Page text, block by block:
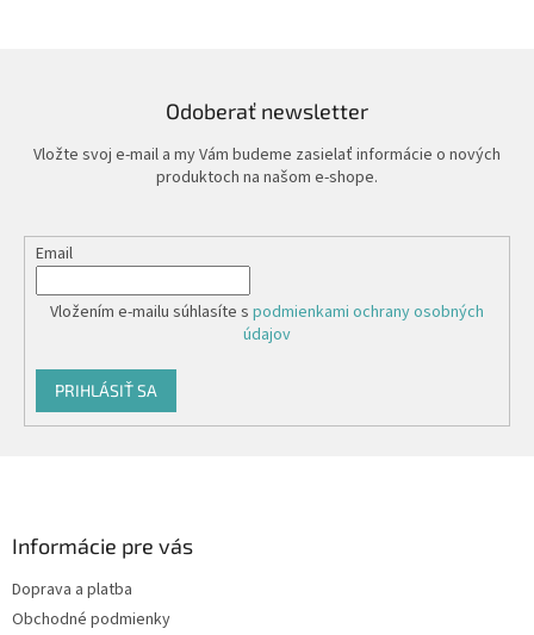
Odoberať newsletter
Vložte svoj e-mail a my Vám budeme zasielať informácie o nových
produktoch na našom e-shope.
Email
Vložením e-mailu súhlasíte s podmienkami ochrany osobných
údajov
PRIHLÁSIŤ SA
Informácie pre vás
Doprava a platba
Obchodné podmienky